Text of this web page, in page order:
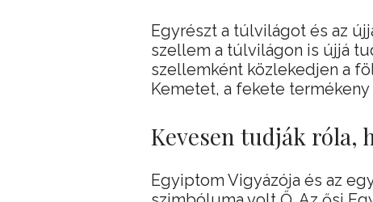
Egyrészt a túlvilágot és az
szellem a túlvilágon is újjá
szellemként közlekedjen a
Kemetet, a fekete
Kevesen tudják róla,
Egyiptom Vigyázója és az